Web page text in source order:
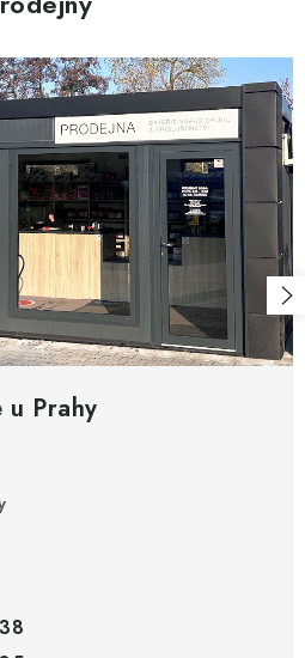
O NÁS
PODMÍNKY
OVĚŘOVÁNÍ RECENZÍ
ČASTO KLADENÉ OTÁZKY, FAQ
A BATERIÍ
u Prahy